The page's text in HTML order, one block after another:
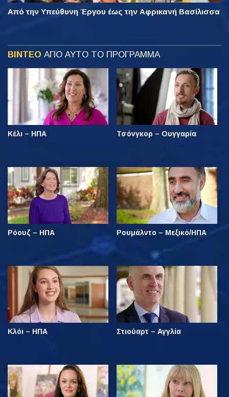
Από την Υπεύθυνη Έργου έως την Αφρικανή Βασίλισσα
ΒΙΝΤΕΟ ΑΠΟ ΑΥΤΟ ΤΟ ΠΡΟΓΡΑΜΜΑ
Κέλι – ΗΠΑ Τσόνγκορ – Ουγγαρία
Ρόουζ – ΗΠΑ Ρουμάλντο – Μεξικό/ΗΠΑ
Κλόι – ΗΠΑ Στιούαρτ – Αγγλία